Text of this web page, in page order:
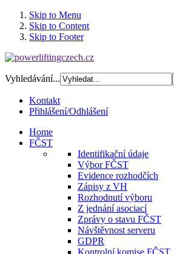
Skip to Menu
Skip to Content
Skip to Footer
Vyhledávání...
Kontakt
Přihlášení/Odhlášení
Home
FČST
Identifikační údaje
Výbor FČST
Evidence rozhodčích
Zápisy z VH
Rozhodnutí výboru
Z jednání asociací
Zprávy o stavu FČST
Návštěvnost serveru
GDPR
Kontrolní komise FČST